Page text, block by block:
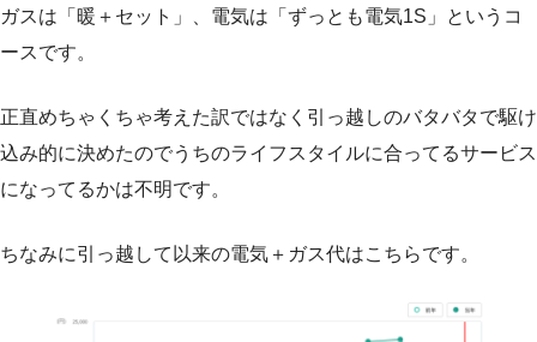
ガスは「暖＋セット」、電気は「ずっとも電気1S」というコ
ースです。
正直めちゃくちゃ考えた訳ではなく引っ越しのバタバタで駆け
込み的に決めたのでうちのライフスタイルに合ってるサービス
になってるかは不明です。
ちなみに引っ越して以来の電気＋ガス代はこちらです。